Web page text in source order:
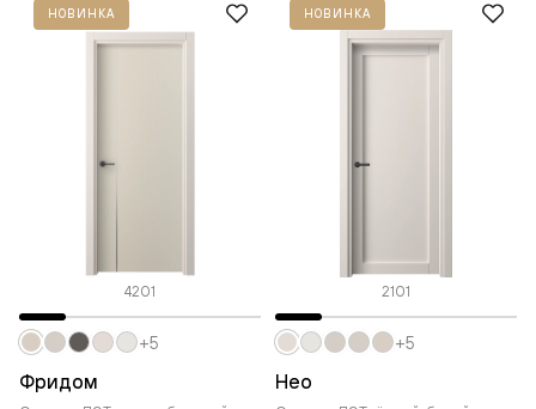
НОВИНКА
4201
Фридом
+5
НОВИНКА
2101
Нео
+5